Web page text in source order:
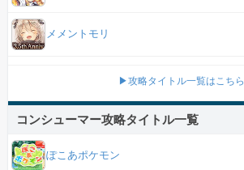
メメントモリ
▶攻略タイトル一覧はこちら
コンシューマー攻略タイトル一覧
ぽこあポケモン